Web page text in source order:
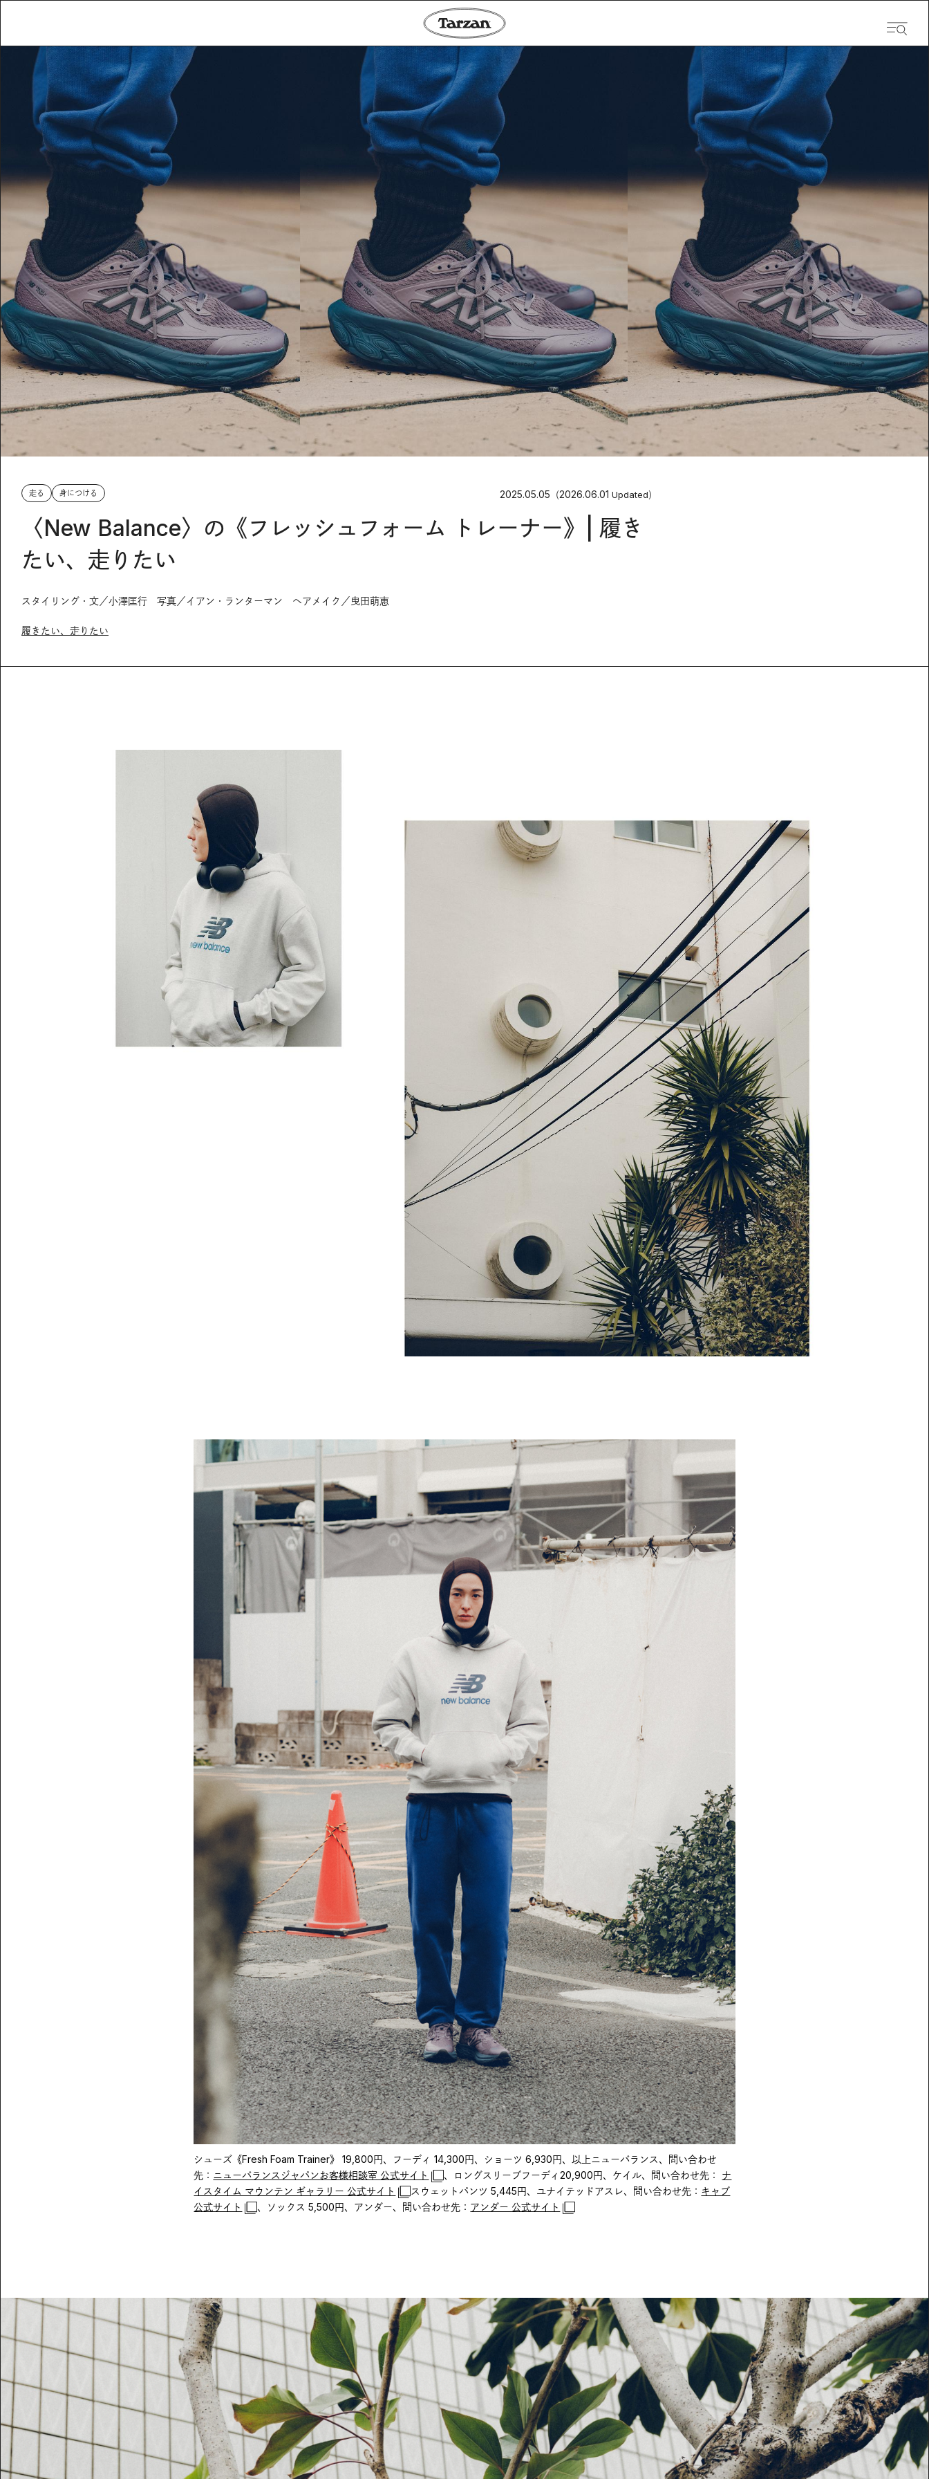
走る 身につける 2025.05.05 （2026.06.01 Updated）
〈New Balance〉の《フレッシュフォーム トレーナー》| 履き
たい、走りたい
スタイリング・文／小澤匡行 写真／イアン・ランターマン ヘアメイク／曳田萌恵
履きたい、走りたい
シューズ《Fresh Foam Trainer》 19,800円、フーディ 14,300円、ショーツ 6,930円、以上ニューバランス、問い合わせ
先： ニューバランスジャパンお客様相談室 公式サイト 、ロングスリーブフーディ20,900円、ケイル、問い合わせ先： ナ
イスタイム マウンテン ギャラリー 公式サイト
スウェットパンツ 5,445円、ユナイテッドアスレ、問い合わせ先： キャブ
公式サイト
、ソックス 5,500円、アンダー、問い合わせ先： アンダー 公式サイト